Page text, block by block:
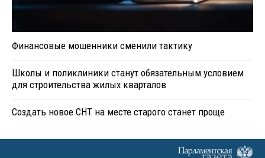
Финансовые мошенники сменили тактику
Школы и поликлиники станут обязательным условием
для строительства жилых кварталов
Создать новое СНТ на месте старого станет проще